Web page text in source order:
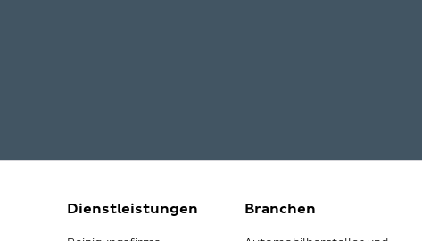
Dienstleistungen Branchen